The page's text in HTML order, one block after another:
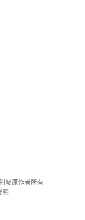
屬原作者所有
明